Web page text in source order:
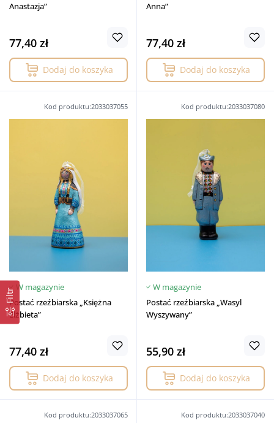
Filtr
Anastazja”
77,40 zł
Dodaj do koszyka
Anna”
77,40 zł
Dodaj do koszyka
Kod produktu:2033037055
W magazynie
Postać rzeźbiarska „Księżna
Elżbieta”
77,40 zł
Dodaj do koszyka
Kod produktu:2033037080
W magazynie
Postać rzeźbiarska „Wasyl
Wyszywany”
55,90 zł
Dodaj do koszyka
Kod produktu:2033037065 Kod produktu:2033037040